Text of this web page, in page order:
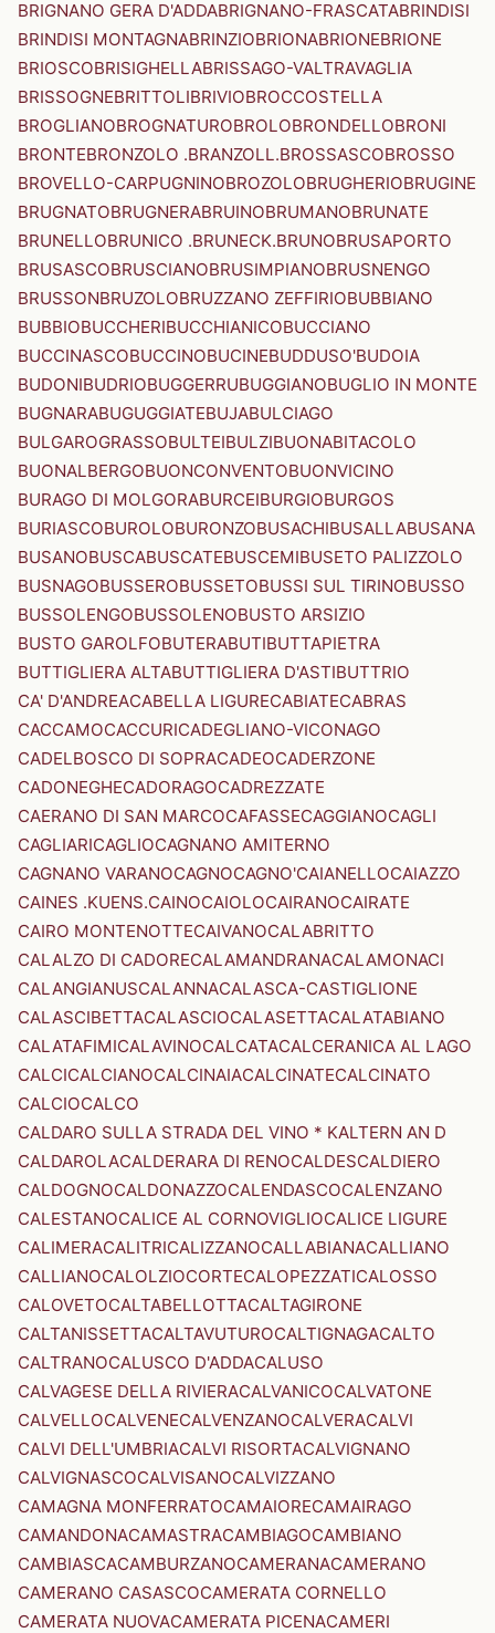
BRIGNANO GERA D'ADDABRIGNANO-FRASCATABRINDISI
BRINDISI MONTAGNABRINZIOBRIONABRIONEBRIONE
BRIOSCOBRISIGHELLABRISSAGO-VALTRAVAGLIA
BRISSOGNEBRITTOLIBRIVIOBROCCOSTELLA
BROGLIANOBROGNATUROBROLOBRONDELLOBRONI
BRONTEBRONZOLO .BRANZOLL.BROSSASCOBROSSO
BROVELLO-CARPUGNINOBROZOLOBRUGHERIOBRUGINE
BRUGNATOBRUGNERABRUINOBRUMANOBRUNATE
BRUNELLOBRUNICO .BRUNECK.BRUNOBRUSAPORTO
BRUSASCOBRUSCIANOBRUSIMPIANOBRUSNENGO
BRUSSONBRUZOLOBRUZZANO ZEFFIRIOBUBBIANO
BUBBIOBUCCHERIBUCCHIANICOBUCCIANO
BUCCINASCOBUCCINOBUCINEBUDDUSO'BUDOIA
BUDONIBUDRIOBUGGERRUBUGGIANOBUGLIO IN MONTE
BUGNARABUGUGGIATEBUJABULCIAGO
BULGAROGRASSOBULTEIBULZIBUONABITACOLO
BUONALBERGOBUONCONVENTOBUONVICINO
BURAGO DI MOLGORABURCEIBURGIOBURGOS
BURIASCOBUROLOBURONZOBUSACHIBUSALLABUSANA
BUSANOBUSCABUSCATEBUSCEMIBUSETO PALIZZOLO
BUSNAGOBUSSEROBUSSETOBUSSI SUL TIRINOBUSSO
BUSSOLENGOBUSSOLENOBUSTO ARSIZIO
BUSTO GAROLFOBUTERABUTIBUTTAPIETRA
BUTTIGLIERA ALTABUTTIGLIERA D'ASTIBUTTRIO
CA' D'ANDREACABELLA LIGURECABIATECABRAS
CACCAMOCACCURICADEGLIANO-VICONAGO
CADELBOSCO DI SOPRACADEOCADERZONE
CADONEGHECADORAGOCADREZZATE
CAERANO DI SAN MARCOCAFASSECAGGIANOCAGLI
CAGLIARICAGLIOCAGNANO AMITERNO
CAGNANO VARANOCAGNOCAGNO'CAIANELLOCAIAZZO
CAINES .KUENS.CAINOCAIOLOCAIRANOCAIRATE
CAIRO MONTENOTTECAIVANOCALABRITTO
CALALZO DI CADORECALAMANDRANACALAMONACI
CALANGIANUSCALANNACALASCA-CASTIGLIONE
CALASCIBETTACALASCIOCALASETTACALATABIANO
CALATAFIMICALAVINOCALCATACALCERANICA AL LAGO
CALCICALCIANOCALCINAIACALCINATECALCINATO
CALCIOCALCO
CALDARO SULLA STRADA DEL VINO * KALTERN AN D
CALDAROLACALDERARA DI RENOCALDESCALDIERO
CALDOGNOCALDONAZZOCALENDASCOCALENZANO
CALESTANOCALICE AL CORNOVIGLIOCALICE LIGURE
CALIMERACALITRICALIZZANOCALLABIANACALLIANO
CALLIANOCALOLZIOCORTECALOPEZZATICALOSSO
CALOVETOCALTABELLOTTACALTAGIRONE
CALTANISSETTACALTAVUTUROCALTIGNAGACALTO
CALTRANOCALUSCO D'ADDACALUSO
CALVAGESE DELLA RIVIERACALVANICOCALVATONE
CALVELLOCALVENECALVENZANOCALVERACALVI
CALVI DELL'UMBRIACALVI RISORTACALVIGNANO
CALVIGNASCOCALVISANOCALVIZZANO
CAMAGNA MONFERRATOCAMAIORECAMAIRAGO
CAMANDONACAMASTRACAMBIAGOCAMBIANO
CAMBIASCACAMBURZANOCAMERANACAMERANO
CAMERANO CASASCOCAMERATA CORNELLO
CAMERATA NUOVACAMERATA PICENACAMERI